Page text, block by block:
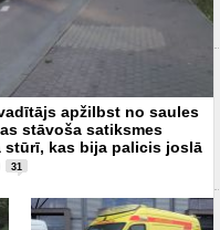
apžilbst no saules
stāvoša satiksmes
stūrī, kas bija palicis joslā
31